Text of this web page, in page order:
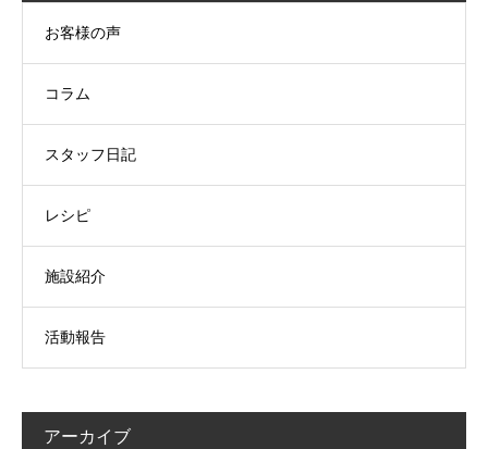
お客様の声
コラム
スタッフ日記
レシピ
施設紹介
活動報告
アーカイブ